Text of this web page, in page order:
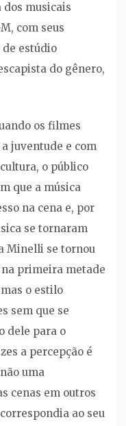
dos musicais
com seus
estúdio
do gênero,
os filmes
juventude e com
o público
que a música
na cena e, por
se tornaram
Minelli se tornou
primeira metade
o estilo
sem que se
dele para o
a percepção é
uma
cenas em outros
ao seu